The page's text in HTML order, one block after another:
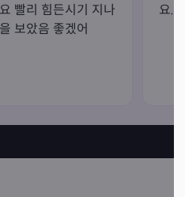
빨리 힘든시기 지나
보았음 좋겠어
요.